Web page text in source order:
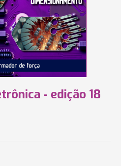
- edição 18